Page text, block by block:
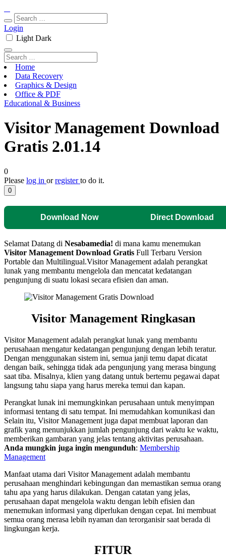
Login
Light Dark
Home
Data Recovery
Graphics & Design
Office & PDF
Educational & Business
Visitor Management Download
Gratis 2.01.14
0
Please log in orregisterto do it.
0
Download Now Direct Download
Selamat Datang di Nesabamedia! di mana kamu menemukan
Visitor Management Download Gratis Full Terbaru Version
Portable dan Multilingual.Visitor Management adalah perangkat
lunak yang membantu mengelola dan mencatat kedatangan
pengunjung di suatu lokasi secara efisien dan aman.
Visitor Management Ringkasan
Visitor Management adalah perangkat lunak yang membantu
perusahaan mengatur kedatangan pengunjung dengan lebih teratur.
Dengan menggunakan sistem ini, semua janji temu dapat dicatat
dengan baik, sehingga tidak ada pengunjung yang merasa bingung
saat tiba. Misalnya, klien yang datang untuk bertemu pegawai dapat
langsung tahu siapa yang harus mereka temui dan kapan.
Perangkat lunak ini memungkinkan perusahaan untuk menyimpan
informasi tentang di satu tempat. Ini memudahkan komunikasi dan
Selain itu, Visitor Management juga dapat membuat laporan dan
grafik yang menunjukkan jumlah pengunjung dari waktu ke waktu,
memberikan gambaran yang jelas tentang aktivitas perusahaan.
Anda mungkin juga ingin mengunduh: Membership
Management
Manfaat utama dari Visitor Management adalah membantu
perusahaan menghindari kebingungan dan memastikan semua orang
tahu apa yang harus dilakukan. Dengan catatan yang jelas,
perusahaan dapat mengelola waktu dengan lebih efisien dan
menemukan informasi yang diperlukan dengan cepat. Ini membuat
semua orang merasa lebih nyaman dan terorganisir saat berada di
lingkungan kerja.
FITUR